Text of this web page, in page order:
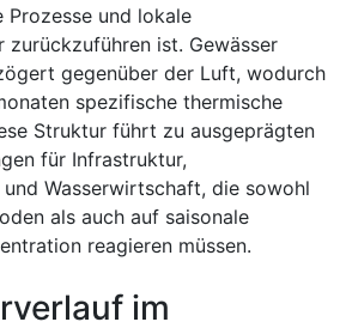
und lokale
zurückzuführen ist. Gewässer
gegenüber der Luft, wodurch
spezifische thermische
Struktur führt zu ausgeprägten
für Infrastruktur,
Wasserwirtschaft, die sowohl
als auch auf saisonale
reagieren müssen.
im